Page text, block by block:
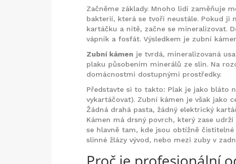
Začněme základy. Mnoho lidí zaměňuje
bakterií, která se tvoří neustále. Pokud ji
kartáčku a nitě, začne se mineralizovat.
vápník a fosfát. Výsledkem je zubní
Zubní kámen je tvrdá, mineralizovaná
plaku působením minerálů ze slin. Na
domácnostmi dostupnými prostředky.
Představte si to takto: Plak je jako bláto
vykartáčovat). Zubní kámen je však jako
Žádná drahá pasta, žádný elektrický
Kámen má drsný povrch, který zase
se hlavně tam, kde jsou obtížně
slinné žlázy vývod, nebo mezi zuby v